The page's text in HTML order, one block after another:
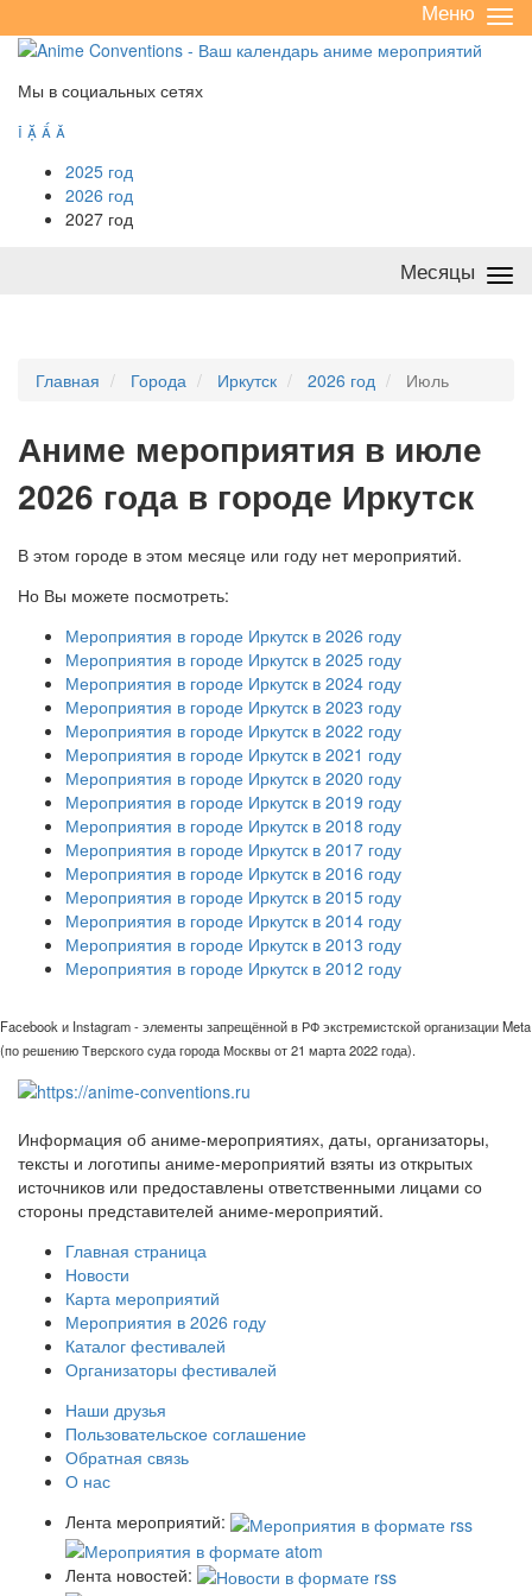
/
Меню
Мы в социальных сетях
   
2025 год
2026 год
2027 год
Месяцы
Главная Города Иркутск 2026 год Июль
Аниме мероприятия в июле
2026 года в городе Иркутск
В этом городе в этом месяце или году нет мероприятий.
Но Вы можете посмотреть:
Мероприятия в городе Иркутск в 2026 году
Мероприятия в городе Иркутск в 2025 году
Мероприятия в городе Иркутск в 2024 году
Мероприятия в городе Иркутск в 2023 году
Мероприятия в городе Иркутск в 2022 году
Мероприятия в городе Иркутск в 2021 году
Мероприятия в городе Иркутск в 2020 году
Мероприятия в городе Иркутск в 2019 году
Мероприятия в городе Иркутск в 2018 году
Мероприятия в городе Иркутск в 2017 году
Мероприятия в городе Иркутск в 2016 году
Мероприятия в городе Иркутск в 2015 году
Мероприятия в городе Иркутск в 2014 году
Мероприятия в городе Иркутск в 2013 году
Мероприятия в городе Иркутск в 2012 году
Facebook и Instagram - элементы запрещённой в РФ экстремистской организации Meta
(по решению Тверского суда города Москвы от 21 марта 2022 года).
Информация об аниме-мероприятиях, даты, организаторы,
тексты и логотипы аниме-мероприятий взяты из открытых
источников или предоставлены ответственными лицами со
стороны представителей аниме-мероприятий.
Главная страница
Новости
Карта мероприятий
Мероприятия в 2026 году
Каталог фестивалей
Организаторы фестивалей
Наши друзья
Пользовательское соглашение
Обратная связь
О нас
Лента мероприятий:
Лента новостей: